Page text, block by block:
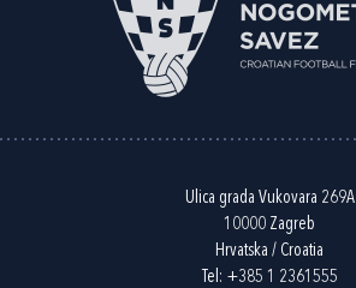
Ulica grada Vukovara 269A
10000 Zagreb
Hrvatska / Croatia
Tel: +385 1 2361555